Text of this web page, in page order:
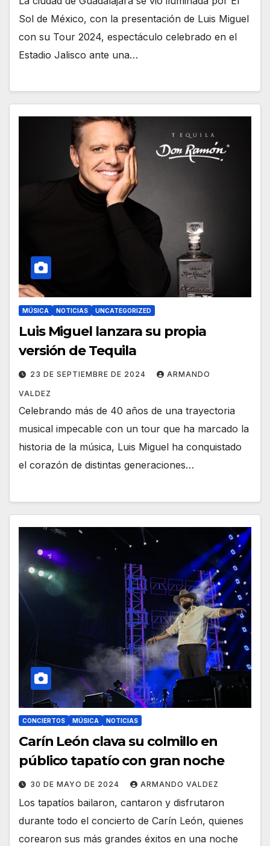
Sol de México, con la presentación de Luis Miguel
con su Tour 2024, espectáculo celebrado en el
Estadio Jalisco ante una…
MÚSICA NOTICIAS UNCATEGORIZED
Luis Miguel lanzara su propia
versión de Tequila
23 DE SEPTIEMBRE DE 2024 ARMANDO
VALDEZ
Celebrando más de 40 años de una trayectoria
musical impecable con un tour que ha marcado la
historia de la música, Luis Miguel ha conquistado
el corazón de distintas generaciones…
CONCIERTOS MÚSICA NOTICIAS
Carín León clava su colmillo en
público tapatío con gran noche
30 DE MAYO DE 2024 ARMANDO VALDEZ
Los tapatíos bailaron, cantaron y disfrutaron
durante todo el concierto de Carín León, quienes
corearon sus más grandes éxitos en una noche